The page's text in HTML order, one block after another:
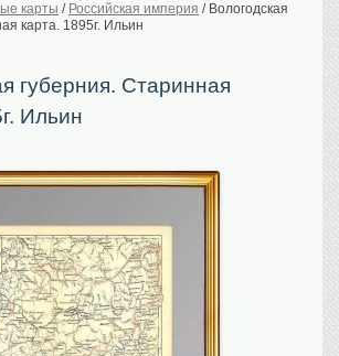
семьи
карты / Российская империя / Вологодская
карта. 1895г. Ильин
губерния. Старинная
Ильин